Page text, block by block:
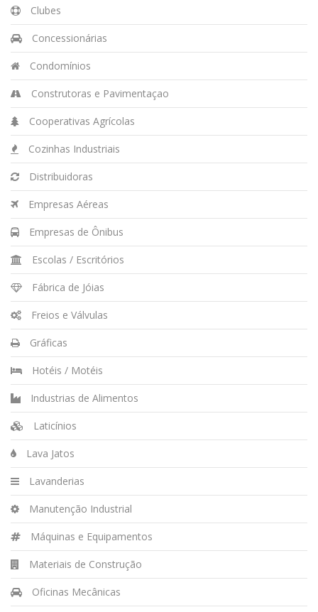
Clubes
Concessionárias
Condomínios
Construtoras e Pavimentaçao
Cooperativas Agrícolas
Cozinhas Industriais
Distribuidoras
Empresas Aéreas
Empresas de Ônibus
Escolas / Escritórios
Fábrica de Jóias
Freios e Válvulas
Gráficas
Hotéis / Motéis
Industrias de Alimentos
Laticínios
Lava Jatos
Lavanderias
Manutenção Industrial
Máquinas e Equipamentos
Materiais de Construção
Oficinas Mecânicas